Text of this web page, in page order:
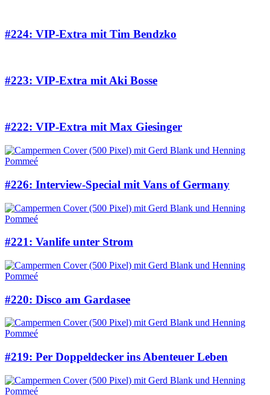
#224: VIP-Extra mit Tim Bendzko
#223: VIP-Extra mit Aki Bosse
#222: VIP-Extra mit Max Giesinger
#226: Interview-Special mit Vans of Germany
#221: Vanlife unter Strom
#220: Disco am Gardasee
#219: Per Doppeldecker ins Abenteuer Leben